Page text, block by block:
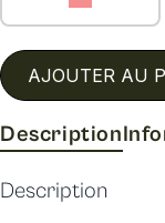
AJOUTER AU
Description
Description